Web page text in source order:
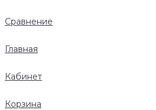
Сравнение
Главная
Кабинет
Корзина